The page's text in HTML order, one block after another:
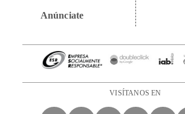
Anúnciate
VISÍTANOS EN